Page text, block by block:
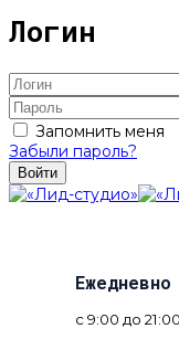
Логин
Запомнить меня
Забыли пароль?
Войти
Ежедневно
с 9:00 до 21:00